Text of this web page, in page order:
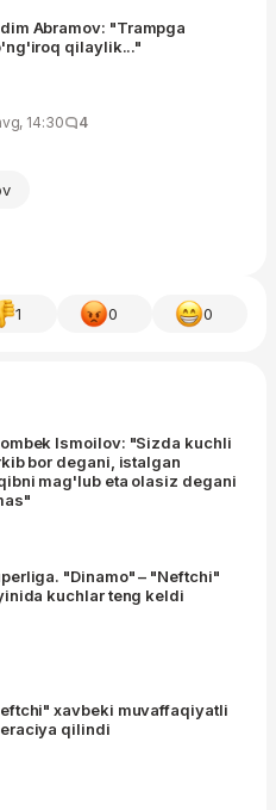
Abramov: "Trampga
qilaylik..."
14:30 4
1 0 0
Ismoilov: "Sizda kuchli
bor degani, istalgan
mag'lub eta olasiz degani
"Dinamo" – "Neftchi"
kuchlar teng keldi
xavbeki muvaffaqiyatli
qilindi